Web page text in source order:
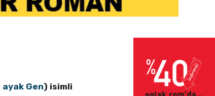
ayak Gen) isimli